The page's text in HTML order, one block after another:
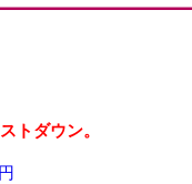
トダウン。